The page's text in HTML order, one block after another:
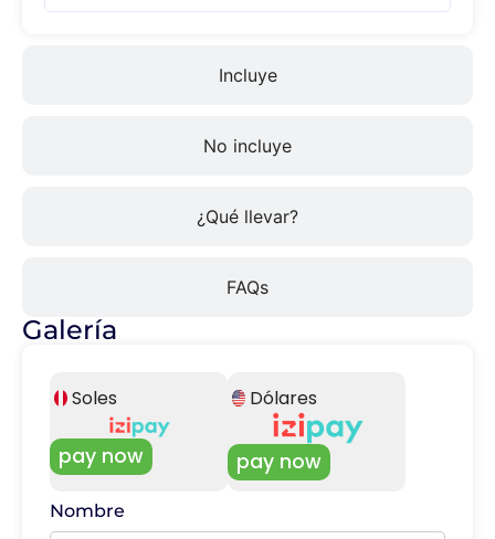
Incluye
No incluye
¿Qué llevar?
FAQs
Galería
Soles
pay now
Dólares
pay now
Nombre